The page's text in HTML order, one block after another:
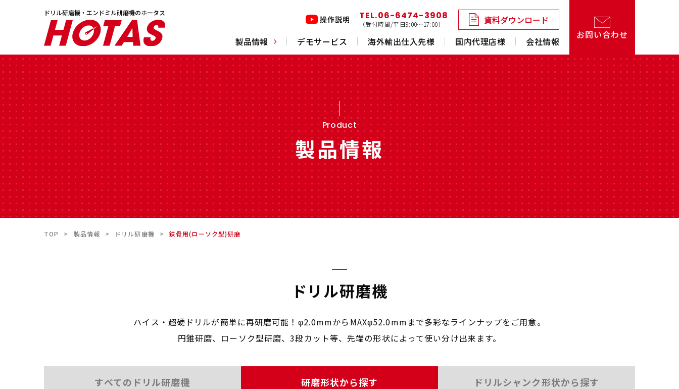
ドリル研磨機・エンドミル研磨機のホータス TEL.06-6474-3908
（受付時間/平日9:00〜17:00）
資料ダウンロード
製品情報
ドリル研磨機
エンドミル研磨機・切断機 エアーツール 部品 測定工具 鉄骨ドリル その他
デモサービス 海外輸出仕入先様 国内代理店様 会社情報
お問い合わせ
Product
製品情報
TOP > 製品情報 > ドリル研磨機 > 鉄骨用(ローソク型)研磨
ドリル研磨機
ハイス・超硬ドリルが簡単に再研磨可能！ φ2.0mmからMAXφ52.0mmまで多彩なラインナップをご用意。
円錐研磨、ローソク型研磨、3段カット等、先端の形状によって使い分け出来ます。
すべての ドリル研磨機 研磨形状から探す ドリルシャンク形状から探す